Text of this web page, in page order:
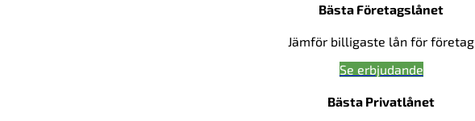
Bästa Företagslånet
Jämför billigaste lån för företag
Se erbjudande
Bästa Privatlånet